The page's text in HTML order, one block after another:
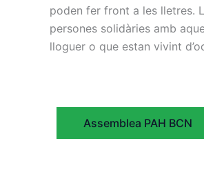
poden fer front a les lletres.
persones solidàries amb
lloguer o que estan vivint
Assemblea PAH BCN